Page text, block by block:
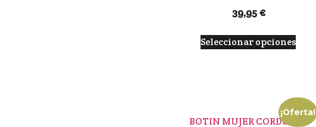
39,95€
Seleccionar opciones
¡Oferta!
BOTIN MUJER CORDONES